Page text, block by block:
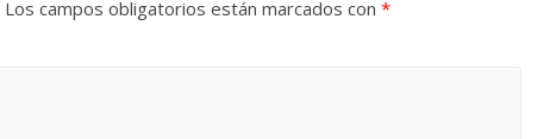
Los campos obligatorios están marcados con *